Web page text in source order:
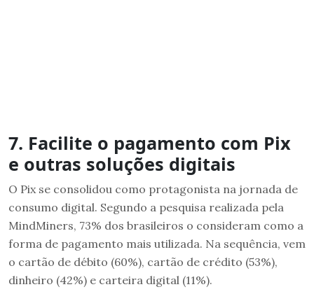
7. Facilite o pagamento com Pix
e outras soluções digitais
O Pix se consolidou como protagonista na jornada de
consumo digital. Segundo a pesquisa realizada pela
MindMiners, 73% dos brasileiros o consideram como a
forma de pagamento mais utilizada. Na sequência, vem
o cartão de débito (60%), cartão de crédito (53%),
dinheiro (42%) e carteira digital (11%).